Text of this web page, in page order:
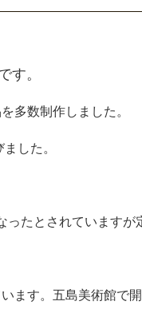
す。
多数制作しました。
した。
たとされていますが
す。五島美術館で